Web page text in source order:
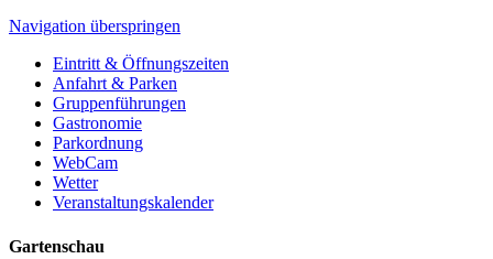
Navigation überspringen
Eintritt & Öffnungszeiten
Anfahrt & Parken
Gruppenführungen
Gastronomie
Parkordnung
WebCam
Wetter
Veranstaltungskalender
Gartenschau